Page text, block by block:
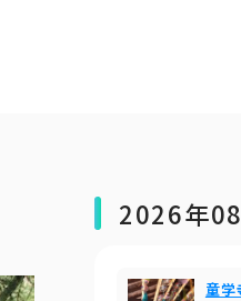
2026年
童学